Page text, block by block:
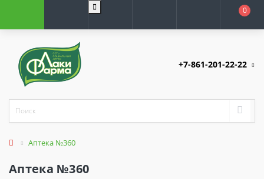
0
+7-861-201-22-22
Аптека №360
Аптека №360